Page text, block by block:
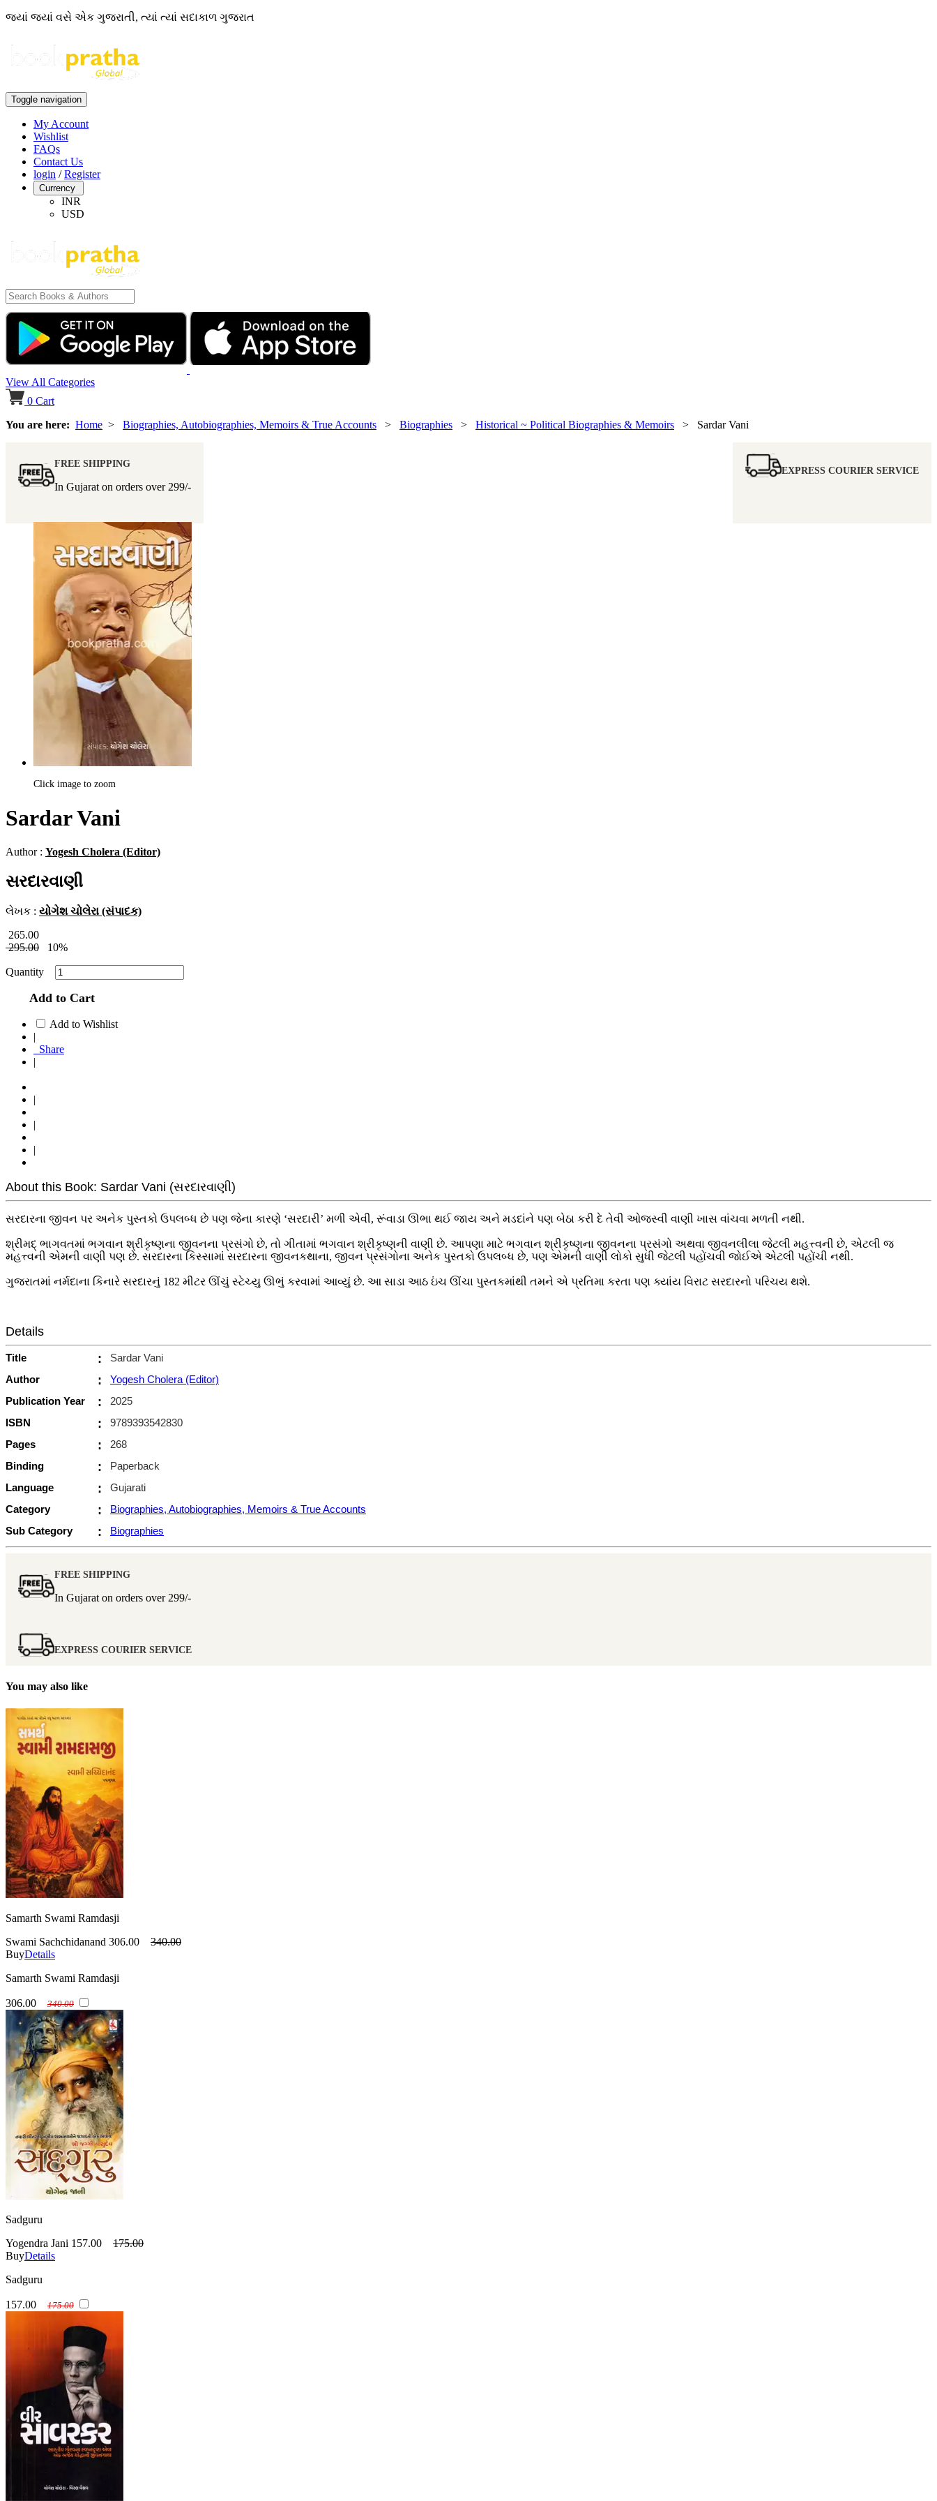
જ્યાં જ્યાં વસે એક ગુજરાતી, ત્યાં ત્યાં સદાકાળ ગુજરાત
Toggle navigation
My Account
Wishlist
FAQs
Contact Us
login /Register
Currency
INR
USD
View All Categories
0 Cart
You are here: Home > Biographies, Autobiographies, Memoirs & True Accounts > Biographies > Historical ~ Political Biographies & Memoirs > Sardar Vani
FREE SHIPPING
In Gujarat on orders over 299/-
EXPRESS COURIER SERVICE
Click image to zoom
Sardar Vani
Author : Yogesh Cholera (Editor)
સરદારવાણી
લેખક : યોગેશ ચોલેરા (સંપાદક)
265.00
295.00
10%
Quantity
Add to Cart
Add to Wishlist
|
Share
|
|
|
|
About this Book: Sardar Vani (સરદારવાણી)
સરદારના જીવન પર અનેક પુસ્તકો ઉપલબ્ધ છે પણ જેના કારણે ‘સરદારી’ મળી એવી, રૂંવાડા ઊભા થઈ જાય અને મડદાંને પણ બેઠા કરી દે તેવી ઓજસ્વી વાણી ખાસ વાંચવા મળતી નથી.
શ્રીમદ્ ભાગવતમાં ભગવાન શ્રીકૃષ્ણના જીવનના પ્રસંગો છે, તો ગીતામાં ભગવાન શ્રીકૃષ્ણની વાણી છે. આપણા માટે ભગવાન શ્રીકૃષ્ણના જીવનના પ્રસંગો અથવા જીવનલીલા જેટલી મહત્ત્વની છે, એટલી જ
મહત્ત્વની એમની વાણી પણ છે. સરદારના કિસ્સામાં સરદારના જીવનકથાના, જીવન પ્રસંગોના અનેક પુસ્તકો ઉપલબ્ધ છે, પણ એમની વાણી લોકો સુધી જેટલી પહોંચવી જોઈએ એટલી પહોંચી નથી.
ગુજરાતમાં નર્મદાના કિનારે સરદારનું 182 મીટર ઊંચું સ્ટેચ્યુ ઊભું કરવામાં આવ્યું છે. આ સાડા આઠ ઇંચ ઊંચા પુસ્તકમાંથી તમને એ પ્રતિમા કરતા પણ ક્યાંય વિરાટ સરદારનો પરિચય થશે.
Details
Title :
Sardar Vani
Author
:
Yogesh Cholera (Editor)
Publication Year
:
2025
ISBN
:
9789393542830
Pages
:
268
Binding
:
Paperback
Language
:
Gujarati
Category
:
Biographies, Autobiographies, Memoirs & True Accounts
Sub Category
: Biographies
FREE SHIPPING
In Gujarat on orders over 299/-
EXPRESS COURIER SERVICE
You may also like
Samarth Swami Ramdasji
Swami Sachchidanand 306.00
340.00
BuyDetails
Samarth Swami Ramdasji
306.00 340.00
Sadguru
Yogendra Jani 157.00
175.00
BuyDetails
Sadguru
157.00 175.00